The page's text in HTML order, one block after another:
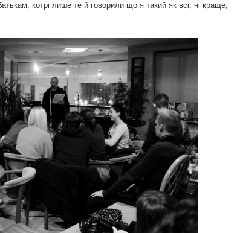
котрі лише те й говорили що я такий як всі, ні краще,